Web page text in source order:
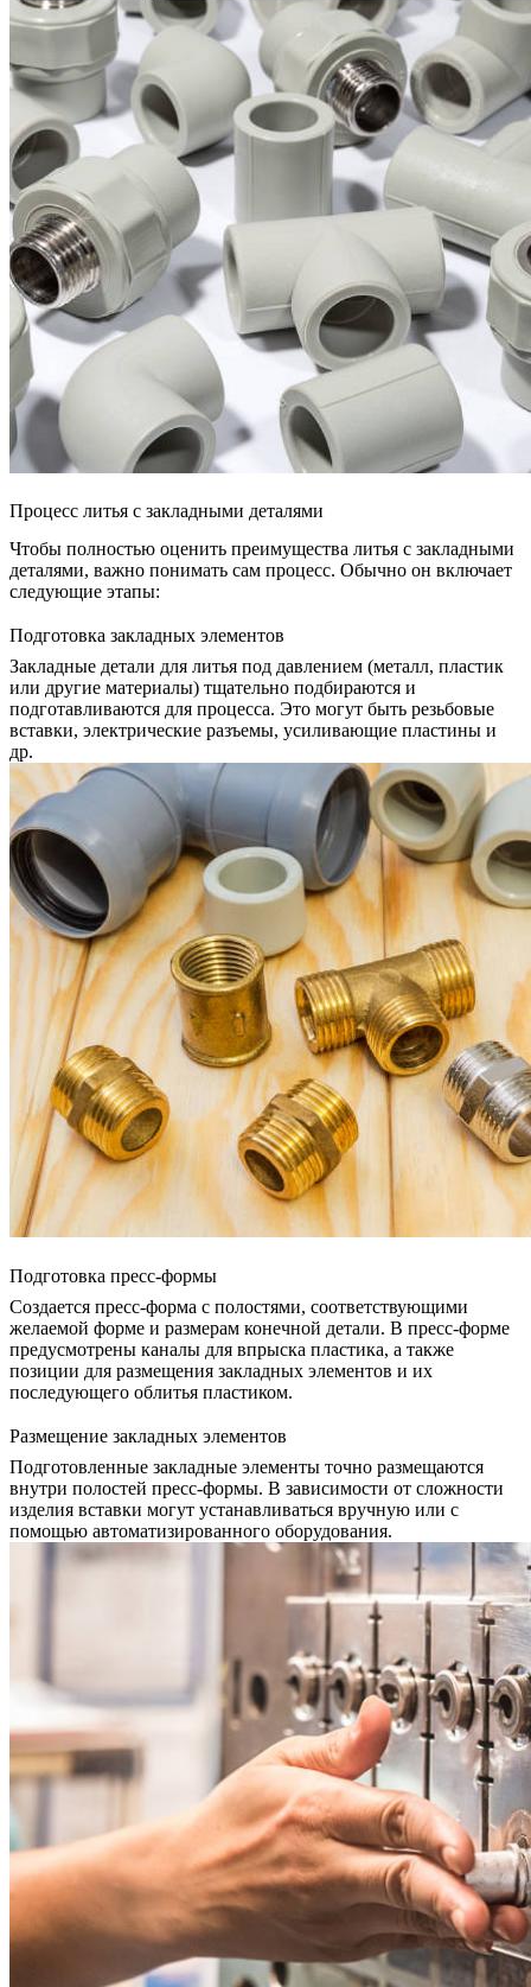
Процесс литья с закладными деталями
Чтобы полностью оценить преимущества литья с закладными
деталями, важно понимать сам процесс. Обычно он включает
следующие этапы:
Подготовка закладных элементов
Закладные детали для литья под давлением (металл, пластик
или другие материалы) тщательно подбираются и
подготавливаются для процесса. Это могут быть резьбовые
вставки, электрические разъемы, усиливающие пластины и
др.
Подготовка пресс-формы
Создается пресс-форма с полостями, соответствующими
желаемой форме и размерам конечной детали. В пресс-форме
предусмотрены каналы для впрыска пластика, а также
позиции для размещения закладных элементов и их
последующего облитья пластиком.
Размещение закладных элементов
Подготовленные закладные элементы точно размещаются
внутри полостей пресс-формы. В зависимости от сложности
изделия вставки могут устанавливаться вручную или с
помощью автоматизированного оборудования.